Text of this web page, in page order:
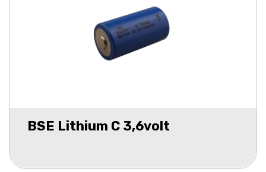
BSE Lithium C 3,6volt